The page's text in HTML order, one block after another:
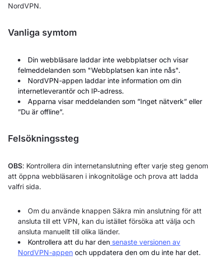
NordVPN.
Vanliga symtom
Din webbläsare laddar inte webbplatser och visar
felmeddelanden som "Webbplatsen kan inte nås".
NordVPN-appen laddar inte information om din
internetleverantör och IP-adress.
Apparna visar meddelanden som ”Inget nätverk” eller
”Du är offline”.
Felsökningssteg
OBS: Kontrollera din internetanslutning efter varje steg genom
att öppna webbläsaren i inkognitoläge och prova att ladda
valfri sida.
Om du använde knappen Säkra min anslutning för att
ansluta till ett VPN, kan du istället försöka att välja och
ansluta manuellt till olika länder.
Kontrollera att du har den senaste versionen av
NordVPN-appen och uppdatera den om du inte har det.